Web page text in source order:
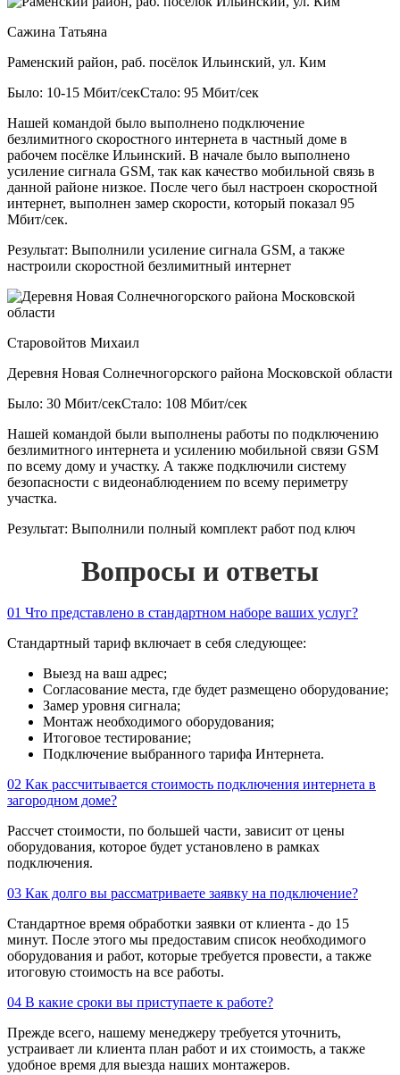
Сажина Татьяна
Раменский район, раб. посёлок Ильинский, ул. Ким
Было: 10-15 Мбит/секСтало: 95 Мбит/сек
Нашей командой было выполнено подключение
безлимитного скоростного интернета в частный доме в
рабочем посёлке Ильинский. В начале было выполнено
усиление сигнала GSM, так как качество мобильной связь в
данной районе низкое. После чего был настроен скоростной
интернет, выполнен замер скорости, который показал 95
Мбит/сек.
Результат: Выполнили усиление сигнала GSM, а также
настроили скоростной безлимитный интернет
Старовойтов Михаил
Деревня Новая Солнечногорского района Московской области
Было: 30 Мбит/секСтало: 108 Мбит/сек
Нашей командой были выполнены работы по подключению
безлимитного интернета и усилению мобильной связи GSM
по всему дому и участку. А также подключили систему
безопасности с видеонаблюдением по всему периметру
участка.
Результат: Выполнили полный комплект работ под ключ
Вопросы и ответы
01 Что представлено в стандартном наборе ваших услуг?
Стандартный тариф включает в себя следующее:
Выезд на ваш адрес;
Согласование места, где будет размещено оборудование;
Замер уровня сигнала;
Монтаж необходимого оборудования;
Итоговое тестирование;
Подключение выбранного тарифа Интернета.
02 Как рассчитывается стоимость подключения интернета в
загородном доме?
Рассчет стоимости, по большей части, зависит от цены
оборудования, которое будет установлено в рамках
подключения.
03 Как долго вы рассматриваете заявку на подключение?
Стандартное время обработки заявки от клиента - до 15
минут. После этого мы предоставим список необходимого
оборудования и работ, которые требуется провести, а также
итоговую стоимость на все работы.
04 В какие сроки вы приступаете к работе?
Прежде всего, нашему менеджеру требуется уточнить,
устраивает ли клиента план работ и их стоимость, а также
удобное время для выезда наших монтажеров.